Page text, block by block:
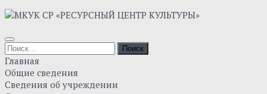
Skip
content
Найти:
Главная
Общие сведения
Сведения об учреждении